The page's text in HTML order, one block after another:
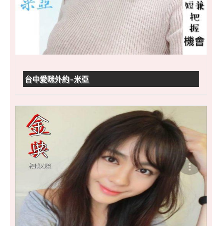
台中愛咪外約-米亞